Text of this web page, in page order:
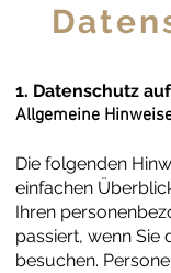
1. Datenschutz
Allgemeine
Die folgenden
einfachen
Ihren
passiert, wenn Sie
besuchen.